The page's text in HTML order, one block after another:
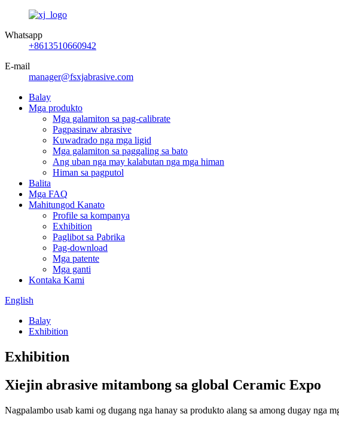
Whatsapp
+8613510660942
E-mail
manager@fsxjabrasive.com
Balay
Mga produkto
Mga galamiton sa pag-calibrate
Pagpasinaw abrasive
Kuwadrado nga mga ligid
Mga galamiton sa paggaling sa bato
Ang uban nga may kalabutan nga mga himan
Himan sa pagputol
Balita
Mga FAQ
Mahitungod Kanato
Profile sa kompanya
Exhibition
Paglibot sa Pabrika
Pag-download
Mga patente
Mga ganti
Kontaka Kami
English
Balay
Exhibition
Exhibition
Xiejin abrasive mitambong sa global Ceramic Expo
Nagpalambo usab kami og dugang nga hanay sa produkto alang sa among dugay nga